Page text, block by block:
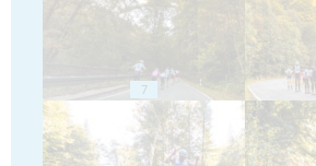
7